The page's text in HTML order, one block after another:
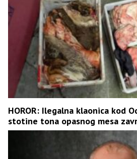
HOROR: Ilegalna klaonica kod
stotine tona opasnog mesa